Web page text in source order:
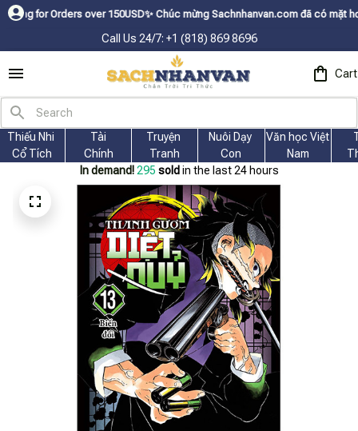
over 150USDㅤ✨Chúc mừng Sachnhanvan.com đã có mặt hơn 200
Call Us 24/7: +1 (818) 869 8696
Cart
Thiếu Nhi
Cổ Tích
Tài
Chính
Truyện
Tranh
Nuôi Dạy
Con
Văn học Việt
Nam
In demand! 298 sold in the last 24 hours